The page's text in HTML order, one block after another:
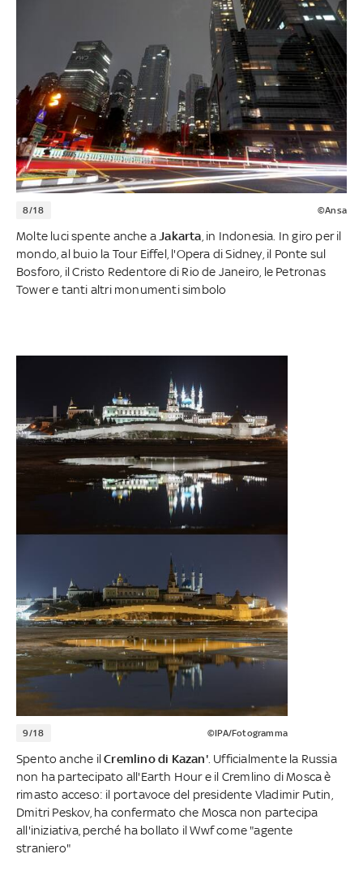
8/18 ©Ansa
Molte luci spente anche aJakarta, in Indonesia. In giro per il
mondo, al buio la Tour Eiffel, l'Opera di Sidney, il Ponte sul
Bosforo, il Cristo Redentore di Rio de Janeiro, le Petronas
Tower e tanti altri monumenti simbolo
9/18 ©IPA/Fotogramma
Spento anche ilCremlino di Kazan'. Ufficialmente la Russia
non ha partecipato all'Earth Hour e il Cremlino di Mosca è
rimasto acceso: il portavoce del presidente Vladimir Putin,
Dmitri Peskov, ha confermato che Mosca non partecipa
all'iniziativa, perché ha bollato il Wwf come "agente
straniero"